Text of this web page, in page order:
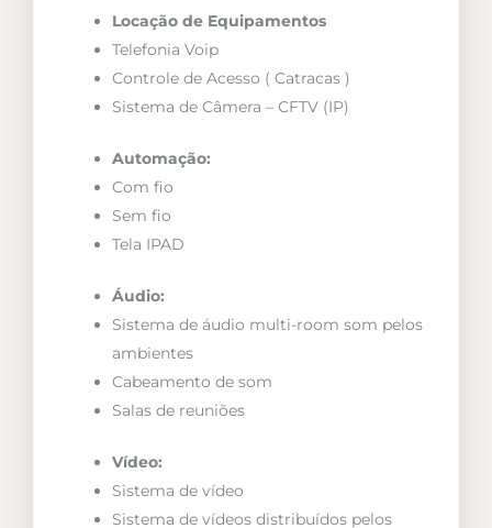
Locação de Equipamentos
Telefonia Voip
Controle de Acesso ( Catracas )
Sistema de Câmera – CFTV (IP)
Automação:
Com fio
Sem fio
Tela IPAD
Áudio:
Sistema de áudio multi-room som pelos
ambientes
Cabeamento de som
Salas de reuniões
Vídeo:
Sistema de vídeo
Sistema de vídeos distribuídos pelos